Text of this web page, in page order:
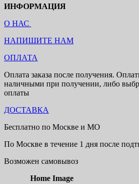
ИНФОРМАЦИЯ
О НАС
НАПИШИТЕ НАМ
ОПЛАТА
Оплата заказа после получения.
наличными при получении, либо
оплаты
ДОСТАВКА
Бесплатно по Москве и МО
По Москве в течение 1 дня после
Возможен самовывоз
Home Image